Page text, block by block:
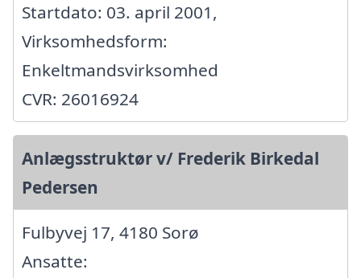
Startdato: 03. april 2001,
Virksomhedsform:
Enkeltmandsvirksomhed
CVR: 26016924
Anlægsstruktør v/ Frederik Birkedal
Pedersen
Fulbyvej 17, 4180 Sorø
Ansatte: